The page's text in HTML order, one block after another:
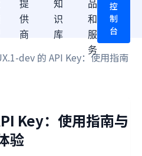
提
供
商
知
识
库
品
和
服
务
控
制
台
dev 的 API Key：使用指南
Key：使用指南与
验